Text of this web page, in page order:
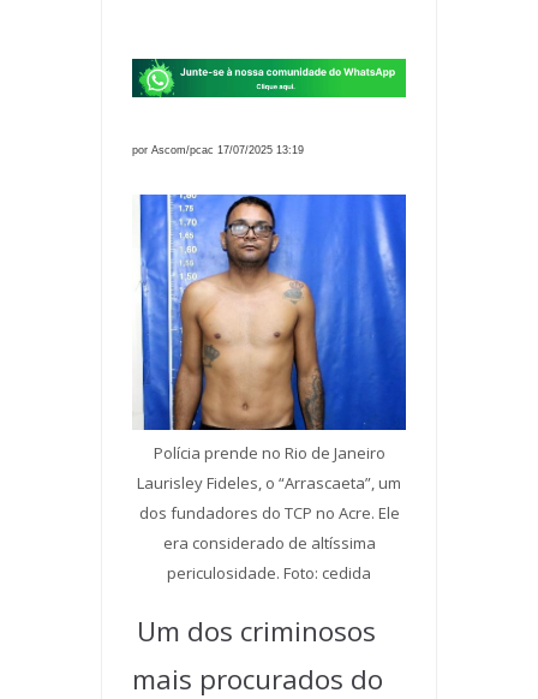
por Ascom/pcac 17/07/2025 13:19
Polícia prende no Rio de Janeiro
Laurisley Fideles, o “Arrascaeta”, um
dos fundadores do TCP no Acre. Ele
era considerado de altíssima
periculosidade. Foto: cedida
Um dos criminosos
mais procurados do